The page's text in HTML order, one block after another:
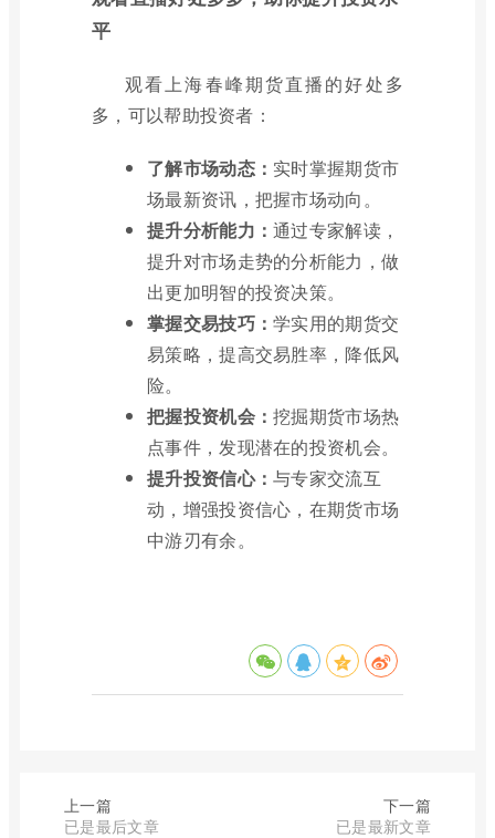
平
观看上海春峰期货直播的好处多
多，可以帮助投资者：
了解市场动态： 实时掌握期货市
场最新资讯，把握市场动向。
提升分析能力：通过专家解读，
提升对市场走势的分析能力，做
出更加明智的投资决策。
掌握交易技巧：学实用的期货交
易策略，提高交易胜率，降低风
险。
把握投资机会：挖掘期货市场热
点事件，发现潜在的投资机会。
提升投资信心：与专家交流互
动，增强投资信心，在期货市场
中游刃有余。
上一篇
已是最后文章
下一篇
已是最新文章